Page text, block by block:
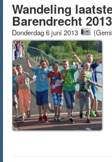
Wandeling
Barendrecht 2013
Donderdag 6 juni 2013